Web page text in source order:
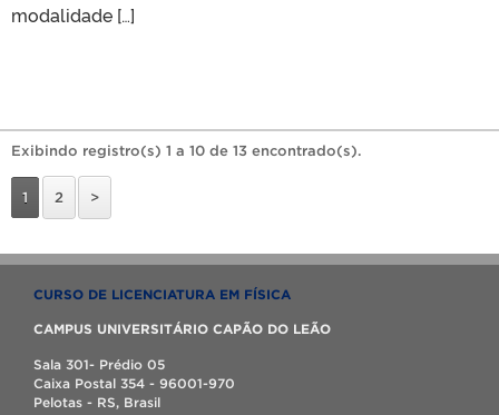
modalidade […]
Exibindo registro(s) 1 a 10 de 13 encontrado(s).
1 2 >
CURSO DE LICENCIATURA EM FÍSICA
CAMPUS UNIVERSITÁRIO CAPÃO DO LEÃO
Sala 301- Prédio 05
Caixa Postal 354 - 96001-970
Pelotas - RS, Brasil